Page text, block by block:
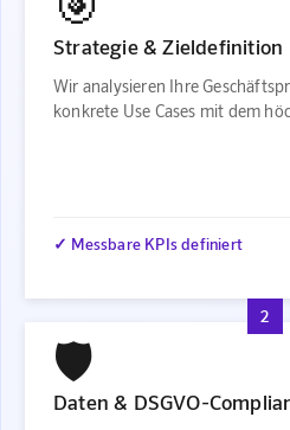
Strategie & Zieldefinition
Wir analysieren Ihre
konkrete Use Cases mit dem
✓ Messbare KPIs definiert
2
🛡️
Daten & DSGVO-